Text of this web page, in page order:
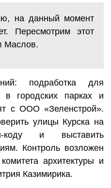
на данный момент
Пересмотрим этот
Маслов.
подработка для
в городских парках и
с ООО «Зеленстрой».
улицы Курска на
коду и выставить
Контроль возложен
архитектуры и
Казимирика.